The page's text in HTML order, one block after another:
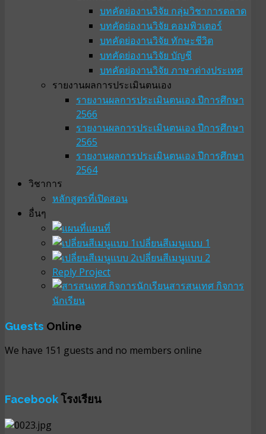
บทคัดย่องานวิจัย กลุ่มวิชาการตลาด
บทคัดย่องานวิจัย คอมพิวเตอร์
บทคัดย่องานวิจัย ทักษะชีวิต
บทคัดย่องานวิจัย บัญชี
บทคัดย่องานวิจัย ภาษาต่างประเทศ
รายงานผลการประเมินตนเอง
รายงานผลการประเมินตนเอง ปีการศึกษา
2566
รายงานผลการประเมินตนเอง ปีการศึกษา
2565
รายงานผลการประเมินตนเอง ปีการศึกษา
2564
วิชาการ
หลักสูตรที่เปิดสอน
อื่นๆ
แผนที่
เปลี่ยนสีเมนูแบบ 1
เปลี่ยนสีเมนูแบบ 2
Reply Project
สารสนเทศ กิจการ
นักเรียน
Guests Online
We have 151 guests and no members online
Facebookโรงเรียน